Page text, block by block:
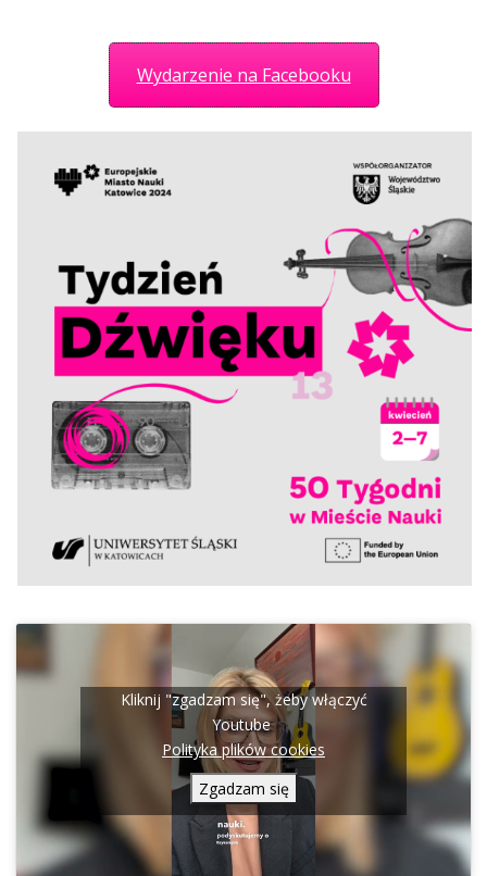
Wydarzenie na Facebooku
Kliknij "zgadzam się", żeby włączyć
Youtube
Polityka plików cookies
Zgadzam się